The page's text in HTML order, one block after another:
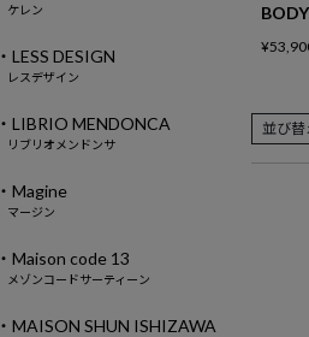
¥
並び替
ケレン
・LESS DESIGN
レスデザイン
・LIBRIO MENDONCA
リブリオメンドンサ
・Magine
マージン
・Maison code 13
メゾンコードサーティーン
・MAISON SHUN ISHIZAWA